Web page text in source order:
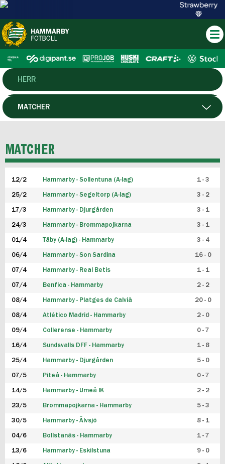
HERR
DAM
P19
F19
FUTSAL HERR
FUTSAL DAM
MATCHER
MATCHER
12/2 Hammarby - Sollentuna (A-lag) 1 - 3
25/2 Hammarby - Segeltorp (A-lag) 3 - 2
17/3 Hammarby - Djurgården 3 - 1
24/3 Hammarby - Brommapojkarna 3 - 1
01/4 Täby (A-lag) - Hammarby 3 - 4
06/4 Hammarby - Son Sardina 16 - 0
07/4 Hammarby - Real Betis 1 - 1
07/4 Benfica - Hammarby 2 - 2
08/4 Hammarby - Platges de Calvià 20 - 0
08/4 Atlético Madrid - Hammarby 2 - 0
09/4 Collerense - Hammarby 0 - 7
16/4 Sundsvalls DFF - Hammarby 1 - 8
25/4 Hammarby - Djurgården 5 - 0
07/5 Piteå - Hammarby 0 - 7
14/5 Hammarby - Umeå IK 2 - 2
23/5 Brommapojkarna - Hammarby 5 - 3
30/5 Hammarby - Älvsjö 8 - 1
04/6 Bollstanäs - Hammarby 1 - 7
13/6 Hammarby - Eskilstuna 9 - 0